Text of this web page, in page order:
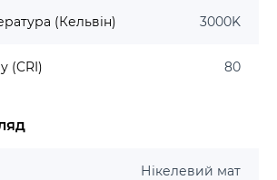
(Кельвін) 3000K
(CRI) 80
Нікелевий мат